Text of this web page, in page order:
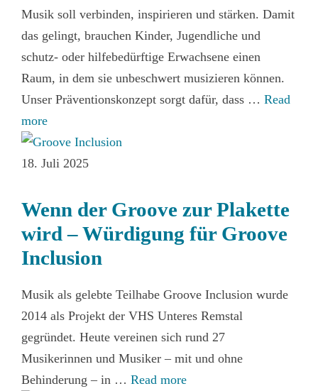
Musik soll verbinden, inspirieren und stärken. Damit
das gelingt, brauchen Kinder, Jugendliche und
schutz‑ oder hilfebedürftige Erwachsene einen
Raum, in dem sie unbeschwert musizieren können.
Unser Präventionskonzept sorgt dafür, dass … Read
more
18. Juli 2025
Wenn der Groove zur Plakette
wird – Würdigung für Groove
Inclusion
Musik als gelebte Teilhabe Groove Inclusion wurde
2014 als Projekt der VHS Unteres Remstal
gegründet. Heute vereinen sich rund 27
Musikerinnen und Musiker – mit und ohne
Behinderung – in … Read more